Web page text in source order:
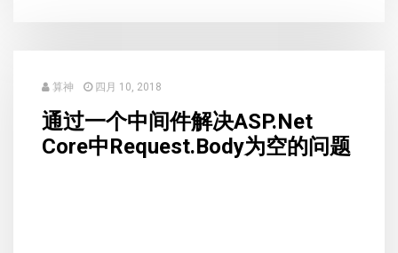
算神 四月 10, 2018
通过一个中间件解决ASP.Net
Core中Request.Body为空的问题